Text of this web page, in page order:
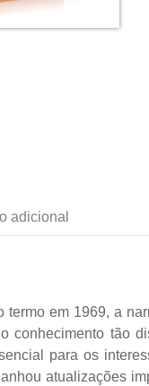
adicional
termo em 1969, a
conhecimento tão
para os
atualizações